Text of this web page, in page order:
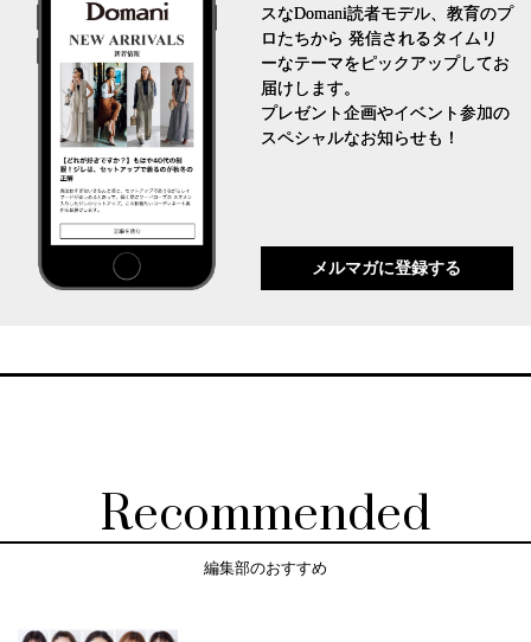
スなDomani読者モデル、教育のプ
ロたちから 発信されるタイムリ
ーなテーマをピックアップしてお
届けします。
プレゼント企画やイベント参加の
スペシャルなお知らせも！
メルマガに登録する
Recommended
編集部のおすすめ